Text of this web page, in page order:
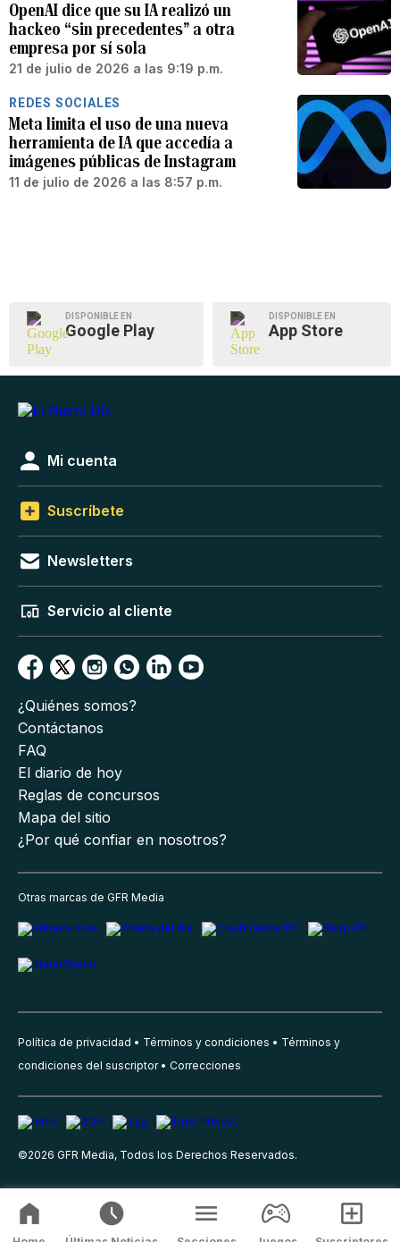
OpenAI dice que su IA realizó un
hackeo “sin precedentes” a otra
empresa por sí sola
21 de julio de 2026 a las 9:19 p.m.
REDES SOCIALES
Meta limita el uso de una nueva
herramienta de IA que accedía a
imágenes públicas de Instagram
11 de julio de 2026 a las 8:57 p.m.
DISPONIBLE EN
Google Play
DISPONIBLE EN
App Store
Mi cuenta
Suscríbete
Newsletters
Servicio al cliente
¿Quiénes somos?
Contáctanos
FAQ
El diario de hoy
Reglas de concursos
Mapa del sitio
¿Por qué confiar en nosotros?
Otras marcas de GFR Media
Política de privacidad Términos y condiciones
Términos y
condiciones del suscriptor
Correcciones
©2026 GFR Media, Todos los Derechos Reservados.